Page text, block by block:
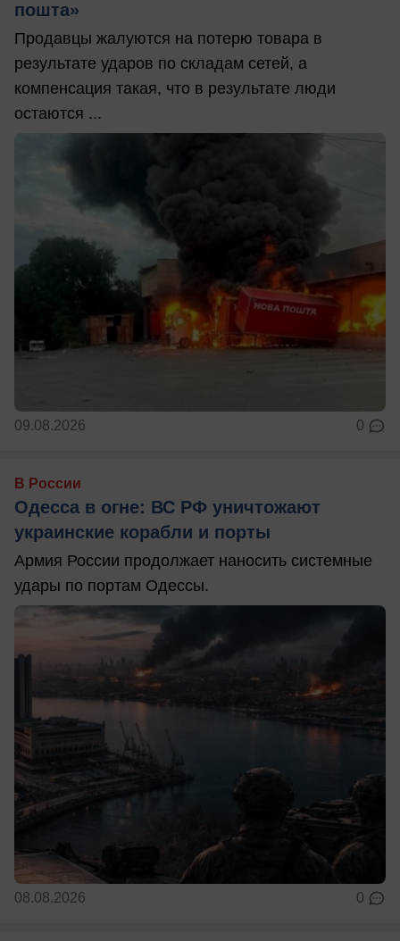
пошта»
Продавцы жалуются на потерю товара в
результате ударов по складам сетей, а
компенсация такая, что в результате люди
остаются ...
09.08.2026 0
В России
Одесса в огне: ВС РФ уничтожают
украинские корабли и порты
Армия России продолжает наносить системные
удары по портам Одессы.
08.08.2026 0